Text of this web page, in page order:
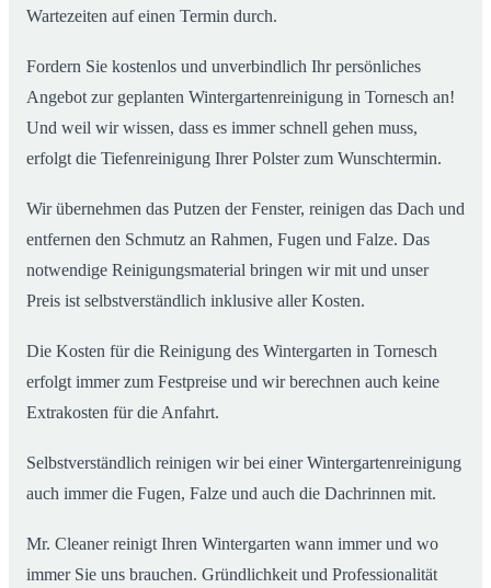
Wartezeiten auf einen Termin durch.
Fordern Sie kostenlos und unverbindlich Ihr persönliches
Angebot zur geplanten Wintergartenreinigung in Tornesch an!
Und weil wir wissen, dass es immer schnell gehen muss,
erfolgt die Tiefenreinigung Ihrer Polster zum Wunschtermin.
Wir übernehmen das Putzen der Fenster, reinigen das Dach und
entfernen den Schmutz an Rahmen, Fugen und Falze. Das
notwendige Reinigungsmaterial bringen wir mit und unser
Preis ist selbstverständlich inklusive aller Kosten.
Die Kosten für die Reinigung des Wintergarten in Tornesch
erfolgt immer zum Festpreise und wir berechnen auch keine
Extrakosten für die Anfahrt.
Selbstverständlich reinigen wir bei einer Wintergartenreinigung
auch immer die Fugen, Falze und auch die Dachrinnen mit.
Mr. Cleaner reinigt Ihren Wintergarten wann immer und wo
immer Sie uns brauchen. Gründlichkeit und Professionalität